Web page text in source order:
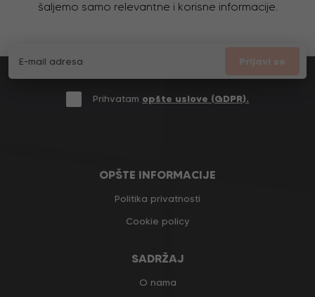
šaljemo samo relevantne i korisne informacije.
Prijavi se
Prihvatam opšte uslove (GDPR).
OPŠTE INFORMACIJE
Politika privatnosti
Cookie policy
SADRŽAJ
O nama